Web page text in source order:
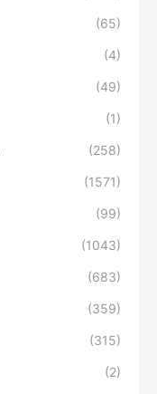
(65)
(4)
(49)
(1)
(258)
(1571)
(99)
(1043)
(683)
(359)
(315)
(2)